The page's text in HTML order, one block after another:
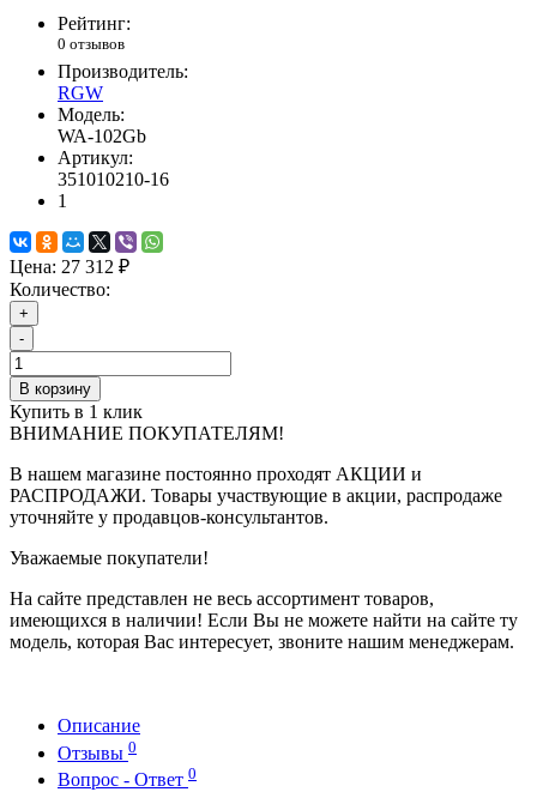
Рейтинг:
0 отзывов
Производитель:
RGW
Модель:
WA-102Gb
Артикул:
351010210-16
1
Цена: 27 312 ₽
Количество:
+
-
В корзину
Купить в 1 клик
ВНИМАНИЕ ПОКУПАТЕЛЯМ!
В нашем магазине постоянно проходят АКЦИИ и
РАСПРОДАЖИ. Товары участвующие в акции, распродаже
уточняйте у продавцов-консультантов.
Уважаемые покупатели!
На сайте представлен не весь ассортимент товаров,
имеющихся в наличии! Если Вы не можете найти на сайте ту
модель, которая Вас интересует, звоните нашим менеджерам.
Описание
Отзывы 0
Вопрос - Ответ 0